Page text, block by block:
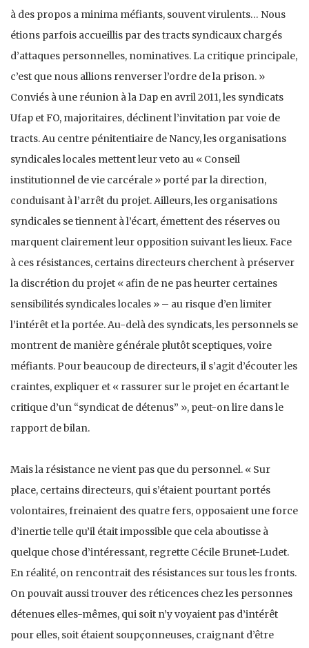
à des propos a minima méfiants, souvent virulents… Nous
étions parfois accueillis par des tracts syndicaux chargés
d’attaques personnelles, nominatives. La critique principale,
c’est que nous allions renverser l’ordre de la prison. »
Conviés à une réunion à la Dap en avril 2011, les syndicats
Ufap et FO, majoritaires, déclinent l’invitation par voie de
tracts. Au centre pénitentiaire de Nancy, les organisations
syndicales locales mettent leur veto au « Conseil
institutionnel de vie carcérale » porté par la direction,
conduisant à l’arrêt du projet. Ailleurs, les organisations
syndicales se tiennent à l’écart, émettent des réserves ou
marquent clairement leur opposition suivant les lieux. Face
à ces résistances, certains directeurs cherchent à préserver
la discrétion du projet « afin de ne pas heurter certaines
sensibilités syndicales locales » – au risque d’en limiter
l’intérêt et la portée. Au-delà des syndicats, les personnels se
montrent de manière générale plutôt sceptiques, voire
méfiants. Pour beaucoup de directeurs, il s’agit d’écouter les
craintes, expliquer et « rassurer sur le projet en écartant le
critique d’un “syndicat de détenus” », peut-on lire dans le
rapport de bilan.
Mais la résistance ne vient pas que du personnel. « Sur
place, certains directeurs, qui s’étaient pourtant portés
volontaires, freinaient des quatre fers, opposaient une force
d’inertie telle qu’il était impossible que cela aboutisse à
quelque chose d’intéressant, regrette Cécile Brunet-Ludet.
En réalité, on rencontrait des résistances sur tous les fronts.
On pouvait aussi trouver des réticences chez les personnes
détenues elles-mêmes, qui soit n’y voyaient pas d’intérêt
pour elles, soit étaient soupçonneuses, craignant d’être